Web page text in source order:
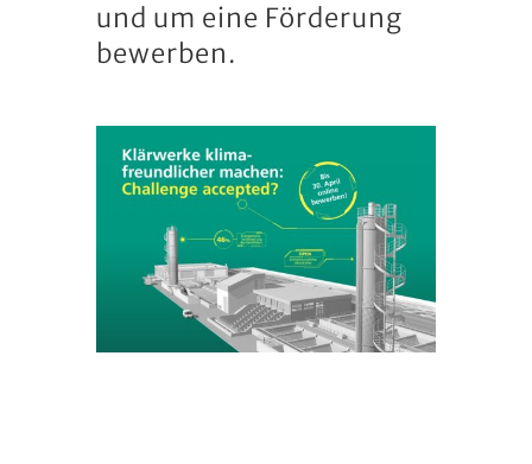
und um eine Förderung
bewerben.